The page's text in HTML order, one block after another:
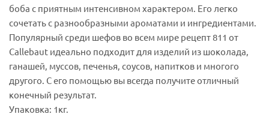
боба с приятным интенсивном характером. Его легко
сочетать с разнообразными ароматами и ингредиентами.
Популярный среди шефов во всем мире рецепт 811 от
Callebaut идеально подходит для изделий из шоколада,
ганашей, муссов, печенья, соусов, напитков и многого
другого. С его помощью вы всегда получите отличный
конечный результат.
Упаковка: 1кг.